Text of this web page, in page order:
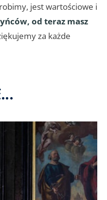
jest wartościowe i
od teraz masz
za każde